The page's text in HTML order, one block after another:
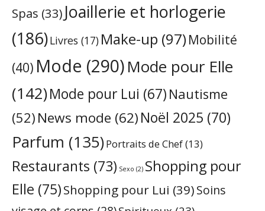
Spas (33) Joaillerie et horlogerie
(186)Livres (17) Make-up (97) Mobilité
(40) Mode (290)Mode pour Elle
(142)Mode pour Lui (67) Nautisme
(52) News mode (62)Noël 2025 (70)
Parfum (135)Portraits de Chef(13)
Restaurants (73) Sexo (2) Shopping pour
Elle (75)Shopping pour Lui (39)Soins